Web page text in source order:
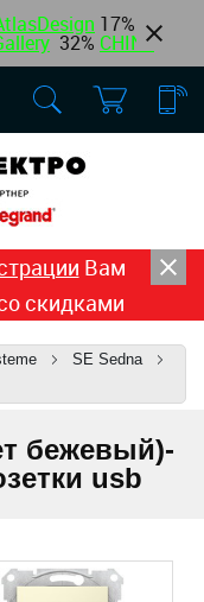
17%
32% CHINT
Вам
скидками
SE Sedna
бежевый)-
usb